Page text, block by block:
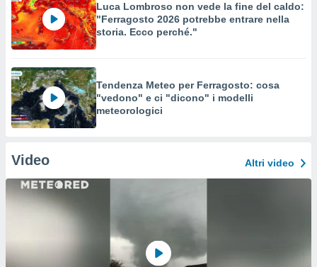
Luca Lombroso non vede la fine del caldo:
"Ferragosto 2026 potrebbe entrare nella
storia. Ecco perché."
Tendenza Meteo per Ferragosto: cosa
"vedono" e ci "dicono" i modelli
meteorologici
Video Altri video